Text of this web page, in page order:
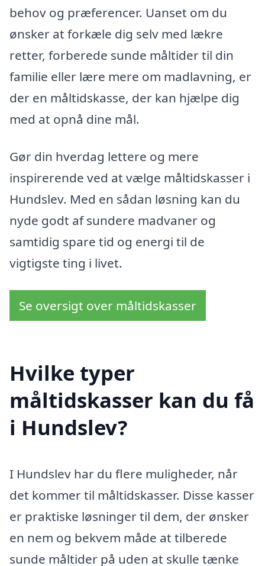
behov og præferencer. Uanset om du
ønsker at forkæle dig selv med lækre
retter, forberede sunde måltider til din
familie eller lære mere om madlavning, er
der en måltidskasse, der kan hjælpe dig
med at opnå dine mål.
Gør din hverdag lettere og mere
inspirerende ved at vælge måltidskasser i
Hundslev. Med en sådan løsning kan du
nyde godt af sundere madvaner og
samtidig spare tid og energi til de
vigtigste ting i livet.
Se oversigt over måltidskasser
Hvilke typer
måltidskasser kan du få
i Hundslev?
I Hundslev har du flere muligheder, når
det kommer til måltidskasser. Disse kasser
er praktiske løsninger til dem, der ønsker
en nem og bekvem måde at tilberede
sunde måltider på uden at skulle tænke